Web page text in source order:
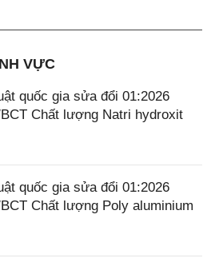
VỰC
quốc gia sửa đổi 01:2026
Chất lượng Natri hydroxit
quốc gia sửa đổi 01:2026
Chất lượng Poly aluminium